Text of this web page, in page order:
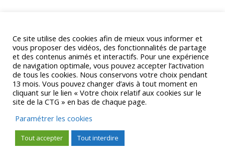
Ce site utilise des cookies afin de mieux vous informer et
vous proposer des vidéos, des fonctionnalités de partage
et des contenus animés et interactifs. Pour une expérience
de navigation optimale, vous pouvez accepter l’activation
de tous les cookies. Nous conservons votre choix pendant
13 mois. Vous pouvez changer d’avis à tout moment en
cliquant sur le lien « Votre choix relatif aux cookies sur le
site de la CTG » en bas de chaque page.
Paramétrer les cookies
Tout accepter Tout interdire